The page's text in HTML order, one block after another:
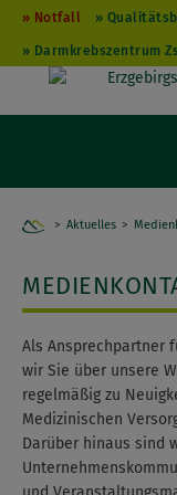
Notfall
Darmkrebszentrum
Home
Aktuelles
Als Ansprechpartner
wir Sie über unsere
regelmäßig zu
Medizinischen
Darüber hinaus sind